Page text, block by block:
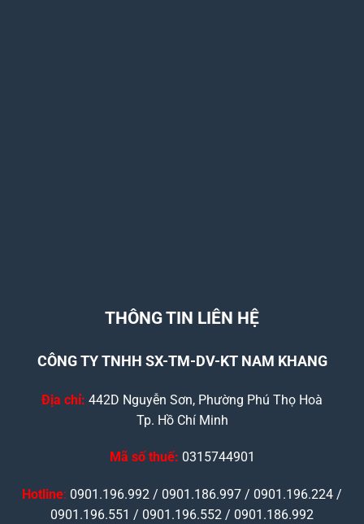
THÔNG TIN LIÊN HỆ
CÔNG TY TNHH SX-TM-DV-KT NAM KHANG
Địa chỉ: 442D Nguyễn Sơn, Phường Phú Thọ Hoà
Tp. Hồ Chí Minh
Mã số thuế: 0315744901
Hotline: 0901.196.992 / 0901.186.997 / 0901.196.224 /
0901.196.551 / 0901.196.552 / 0901.186.992